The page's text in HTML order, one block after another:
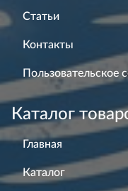
Статьи
Контакты
Пользовательское
Каталог
Главная
Каталог